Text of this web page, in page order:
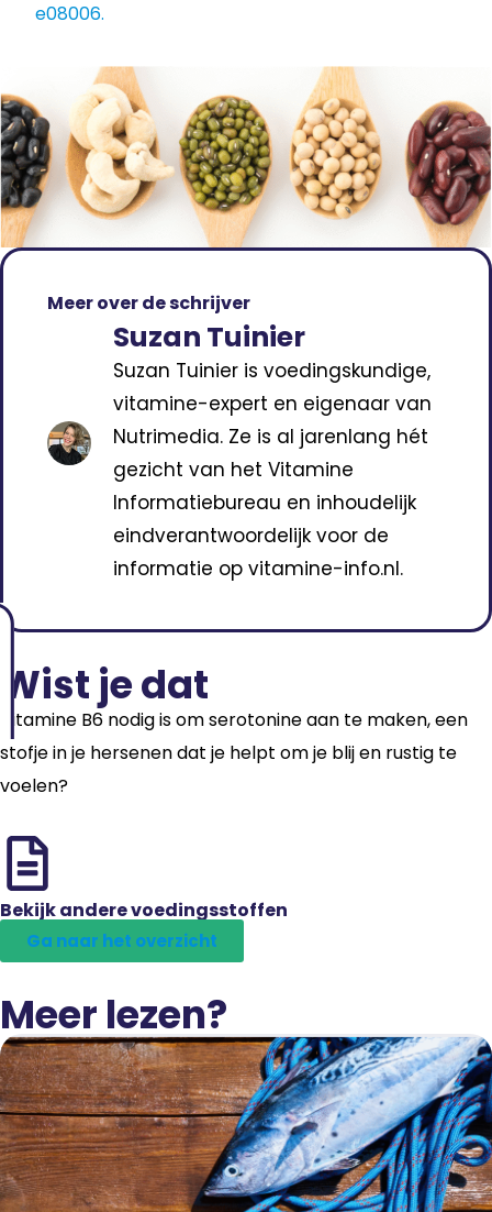
e08006.
Meer over de schrijver
Suzan Tuinier
Suzan Tuinier is voedingskundige,
vitamine-expert en eigenaar van
Nutrimedia. Ze is al jarenlang hét
gezicht van het Vitamine
Informatiebureau en inhoudelijk
eindverantwoordelijk voor de
informatie op vitamine-info.nl.
Wist je dat
Vitamine B6 nodig is om serotonine aan te maken, een
stofje in je hersenen dat je helpt om je blij en rustig te
voelen?
Bekijk andere voedingsstoffen
Ga naar het overzicht
Meer lezen?